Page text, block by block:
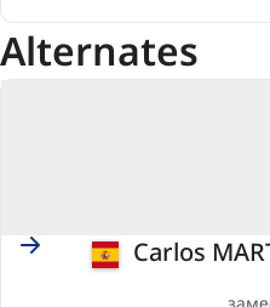
Alternates
Spain Carlos